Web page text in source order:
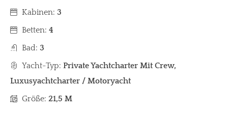
Kabinen: 3
Betten: 4
Bad: 3
Yacht-Typ: Private Yachtcharter Mit Crew,
Luxusyachtcharter / Motoryacht
Größe: 21,5 M